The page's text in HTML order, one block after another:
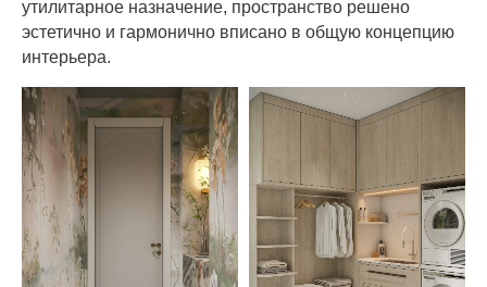
утилитарное назначение, пространство решено
эстетично и гармонично вписано в общую концепцию
интерьера.